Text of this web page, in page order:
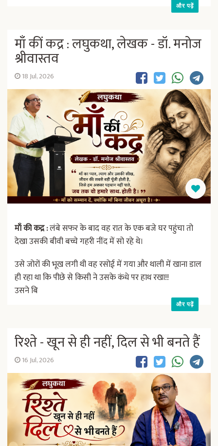
और पढ़ें
माँ कीं कद्र : लघुकथा, लेखक - डॉ. मनोज
श्रीवास्तव
18 Jul, 2026
माँ की कद्र :लंबे सफर के बाद वह रात के एक बजे घर पहुंचा तो
देखा उसकी बीवी बच्चे गहरी नींद में सो रहे थे।
उसे जोरों की भूख लगी थी वह रसोई में गया और थाली में खाना डाल
ही रहा था कि पीछे से किसी ने उसके कंधे पर हाथ रखा!!
उसने बि
और पढ़ें
रिश्ते - खून से ही नहीं, दिल से भी बनते हैं
16 Jul, 2026